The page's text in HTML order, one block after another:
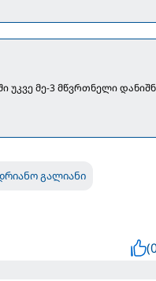
უკვე მე-3 მწვრთნელი
გალიანი